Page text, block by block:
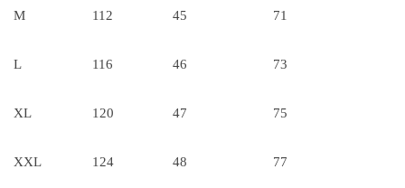
M 112 45 71
L 116 46 73
XL 120 47 75
XXL 124 48 77